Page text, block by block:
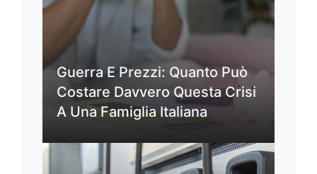
Guerra E Prezzi: Quanto Può
Costare Davvero Questa Crisi
A Una Famiglia Italiana